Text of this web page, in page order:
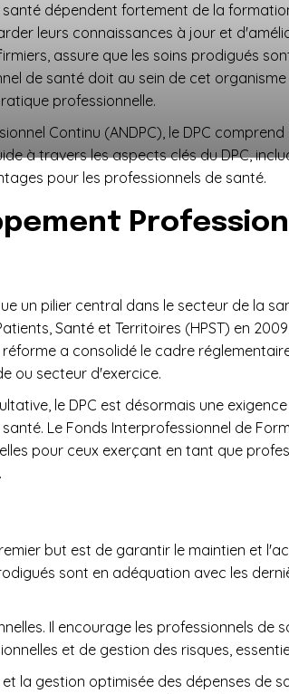
dépendent fortement de la
leurs connaissances à jour et
assure que les soins prodigués
de santé doit au sein de cet
professionnelle.
Continu (ANDPC), le DPC
à travers les aspects clés du DPC,
pour les professionnels de santé.
un pilier central dans le secteur de la
Santé et Territoires (HPST) en
a consolidé le cadre
ou secteur d'exercice.
le DPC est désormais une
Le Fonds Interprofessionnel de
pour ceux exerçant en tant que
but est de garantir le maintien et
sont en adéquation avec les
Il encourage les professionnels
et de gestion des risques,
la gestion optimisée des dépenses de